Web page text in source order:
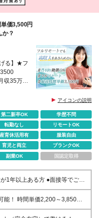
価3,500円
か？
る】★フ
収35万円
アイコンの説明
第二新卒OK
学歴不問
転勤なし
リモートOK
産育休活用有
服装自由
育児と両立
ブランクOK
副業OK 国認定取得
1年以上ある方 ●面接等でご自
る方 ※学歴不問 ＼こんな
庭や事情があっても仕事を
長意欲の高い方 ★孤独感のな
3,850円
最大3ヵ月）の時間単価は